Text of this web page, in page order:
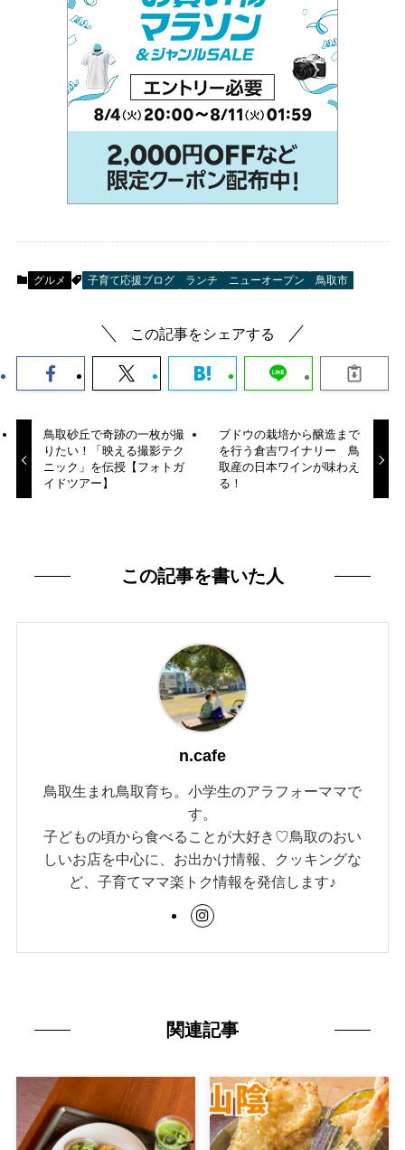
グルメ 子育て応援ブログ ランチ ニューオープン 鳥取市
この記事をシェアする
鳥取砂丘で奇跡の一枚が撮
りたい！「映える撮影テク
ニック」を伝授【フォトガ
イドツアー】
ブドウの栽培から醸造まで
を行う倉吉ワイナリー 鳥
取産の日本ワインが味わえ
る！
この記事を書いた人
n.cafe
鳥取生まれ鳥取育ち。小学生のアラフォーママで
す。
子どもの頃から食べることが大好き♡鳥取のおい
しいお店を中心に、お出かけ情報、クッキングな
ど、子育てママ楽トク情報を発信します♪
関連記事